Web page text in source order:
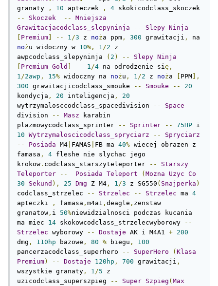
granaty
, 10 apteczek , 4
--
Skoczek --
Mniejsza
Grawitacjacodclass_slepyninja
-- Slepy Ninja
Premium -- 1/3 z noża ppm , 300 grawitacji ,
nożu widoczny w 10%, 1/2 z
awpcodclass_slepyninja
( 2 ) -- Slepy Ninja
Premium Gold -- 1/4 na odrodzenie się,
1/2awp , 15% widoczny na nożu , 1/2 z noża PPM ],
300 grawitacjicodclass_smouke -- Smouke --
20
kondycja , 20 inteligencja ,
20
wytrzymalosccodclass_spacedivision
--
Space
division
-- Masz karabin
plazmowycodclass_sprinter
-- Sprinter -- 75HP
10 Wytrzymaloscicodclass_spryciarz --
Spryciarz
--
Posiada M4 FAMAS FB ma 40% wiecej obrazen z
famasa , 4 fleshe nie slychac jego
krokow . codclass_starszyteleporter --
Starszy
Teleporter
-- Posiada Teleport ( Mozna Uzyc Co
30
Sekund ), 25 Dmg Z M4 , 1/3 z SG550 ( Snajperka )
codclass_strzelec
-- Strzelec -- Strzelec ma 4
apteczki
, famasa , m4a1 , deagle , zenstaw
granatow , i 50%niewidzialnosci podczas kucania
ma miec 14 skokowcodclass_strzelecwyborowy
--
Strzelec wyborowy -- Dostaje AK i M4A1 + 200
dmg , 110hp bazowe , 80 % biegu ,
100
pancerzacodclass_superhero
-- SuperHero ( Klasa
Premium) -- Dostaje 120hp , 700 grawitacji ,
wszystkie granaty , 1/5 z
uzicodclass_superszpieg
-- Super Szpieg ( Max